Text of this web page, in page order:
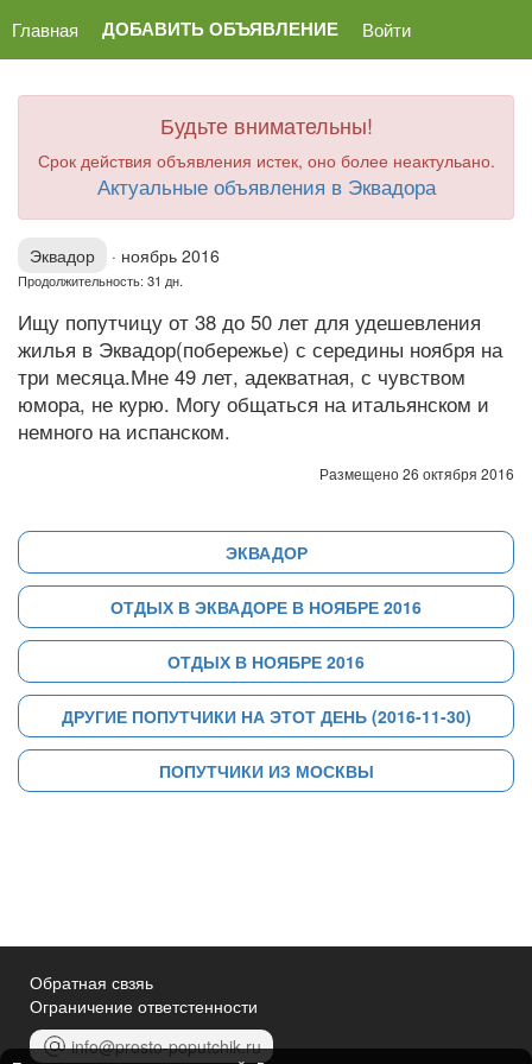
Главная ДОБАВИТЬ ОБЪЯВЛЕНИЕ Войти
Будьте внимательны!
Срок действия объявления истек, оно более неактульано.
Актуальные объявления в Эквадора
Эквадор · ноябрь 2016
Продолжительность: 31 дн.
Ищу попутчицу от 38 до 50 лет для удешевления
жилья в Эквадор(побережье) с середины ноября на
три месяца.Мне 49 лет, адекватная, с чувством
юмора, не курю. Могу общаться на итальянском и
немного на испанском.
Размещено 26 октября 2016
ЭКВАДОР
ОТДЫХ В ЭКВАДОРЕ В НОЯБРЕ 2016
ОТДЫХ В НОЯБРЕ 2016
ДРУГИЕ ПОПУТЧИКИ НА ЭТОТ ДЕНЬ (2016-11-30)
ПОПУТЧИКИ ИЗ МОСКВЫ
Обратная свзяь
Ограничение ответстенности
info@prosto-poputchik.ru